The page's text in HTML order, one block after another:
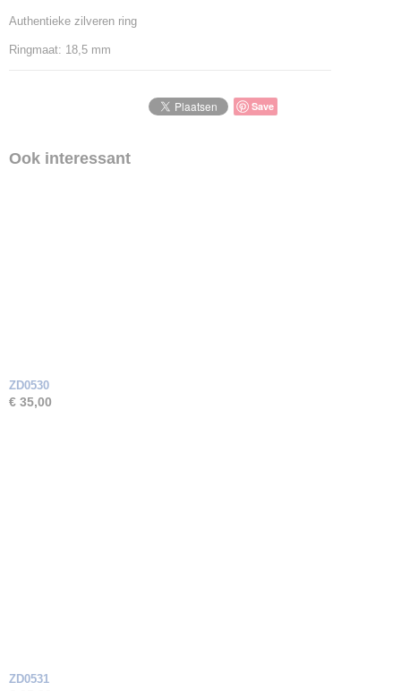
Authentieke zilveren ring
Ringmaat: 18,5 mm
Save
Ook interessant
ZD0530
€ 35,00
ZD0531